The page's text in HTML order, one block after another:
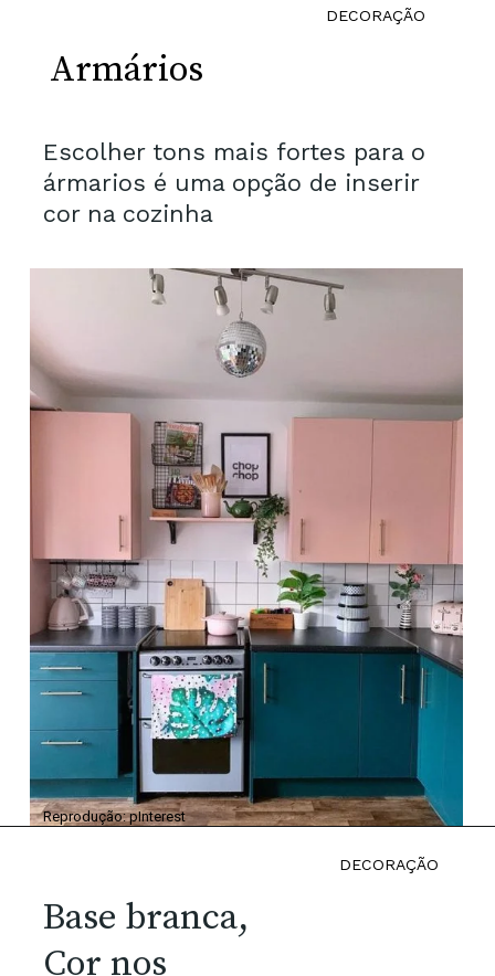
Escolher tons mais fortes para o
ármarios é uma opção de inserir
cor na cozinha
Armários
DECORAÇÃO
Reprodução: pInterest
Base branca,
Cor nos
DECORAÇÃO